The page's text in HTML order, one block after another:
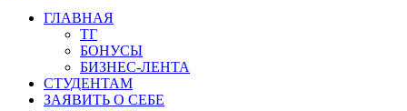
ГЛАВНАЯ
ТГ
БОНУСЫ
БИЗНЕС-ЛЕНТА
СТУДЕНТАМ
ЗАЯВИТЬ О СЕБЕ